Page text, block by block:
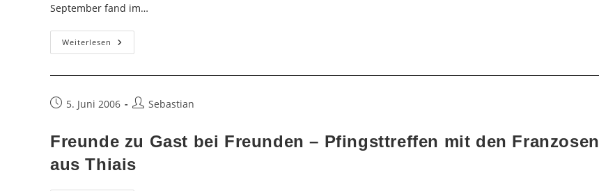
September fand im…
Weiterlesen Hohe
Auszeichnung
Beitrag5. Juni 2006
Beitrags-
Sebastian
Freunde zu Gast bei Freunden – Pfingsttreffen mit den Franzosen
aus Thiais